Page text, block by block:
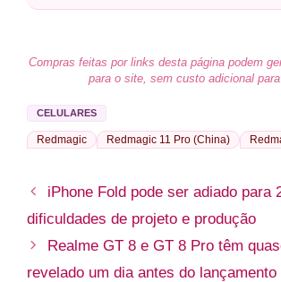
Compras feitas por links desta página podem
para o site, sem custo adicional
CELULARES
Redmagic Redmagic 11 Pro (China)
iPhone Fold pode ser adiado para
dificuldades de projeto e produção
Realme GT 8 e GT 8 Pro têm
revelado um dia antes do lançamento